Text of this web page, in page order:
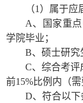
（1）属于
A、国家重
学院毕业；
B、硕士研究
C、综合考
前15%比例内（
D、符合以下